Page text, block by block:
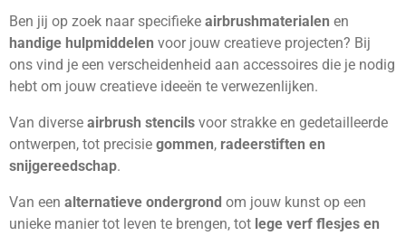
Ben jij op zoek naar specifieke airbrushmaterialen en
handige hulpmiddelen voor jouw creatieve projecten? Bij
ons vind je een verscheidenheid aan accessoires die je nodig
hebt om jouw creatieve ideeën te verwezenlijken.
Van diverse airbrush stencils voor strakke en gedetailleerde
ontwerpen, tot precisie gommen, radeerstiften en
snijgereedschap.
Van een alternatieve ondergrond om jouw kunst op een
unieke manier tot leven te brengen, tot lege verf flesjes en